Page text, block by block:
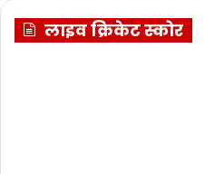
लाइव क्रिकेट स्कोर